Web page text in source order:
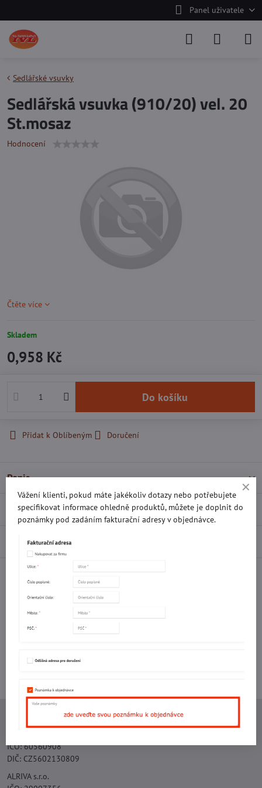
Panel uživatele
Sedlářské vsuvky
Sedlářská vsuvka (910/20) vel. 20
St.mosaz
Hodnocení
Čtěte více
Skladem
0,958 Kč
Do košíku
Přidat k Oblíbeným Doručení
Popis
Recenze 0
Diskuse 0
Facebook TwitterBluesky
Potřebujete poradit s objednávkou?
Kontaktujte nás:
+420 577 523 563
Ing. Vojtěch Lečbych - IVL
IČO: 60560908
DIČ: CZ5602130809
ALRIVA s.r.o.
Vážení klienti, pokud máte jakékoliv dotazy nebo potřebujete
specifikovat informace ohledně produktů, můžete je doplnit do
poznámky pod zadáním fakturační adresy v objednávce.